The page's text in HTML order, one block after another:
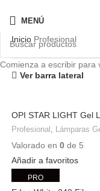
MENÚ
Inicio Profesional
Ver barra lateral
OPI STAR LIGHT Gel
Profesional , Lámparas
Valorado en0 de 5
Añadir a favoritos
PRO
Comienza a escribir para